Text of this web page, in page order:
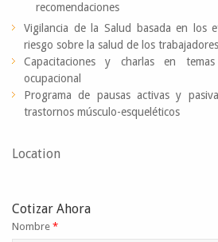
recomendaciones
Vigilancia de la Salud basada en los
riesgo sobre la salud de los trabajadores
Capacitaciones y charlas en
ocupacional
Programa de pausas activas y
trastornos músculo-esqueléticos
Location
Cotizar Ahora
Nombre *